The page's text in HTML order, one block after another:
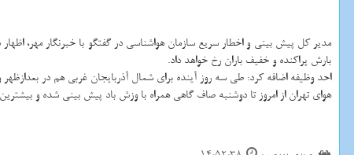
مدیر كل پیش بینی و اخطار سریع سازمان هواشناسی در گفتگو با خبرنگار مهر،
بارش پراكنده و خفیف باران رخ خواهد داد.
احد وظیفه اضافه كرد: طی سه روز آینده برای شمال آذربایجان غربی هم در
هوای تهران از امروز تا دوشنبه صاف گاهی همراه با وزش باد پیش بینی شده و بیشترین دمای هوای پایتخت